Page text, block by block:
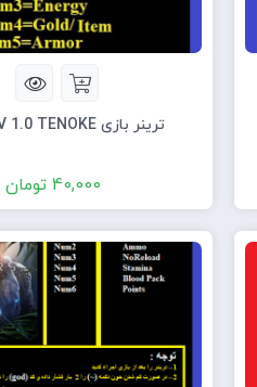
ترینر بازی Savara V 1.0 TENOKE
40,000 تومان